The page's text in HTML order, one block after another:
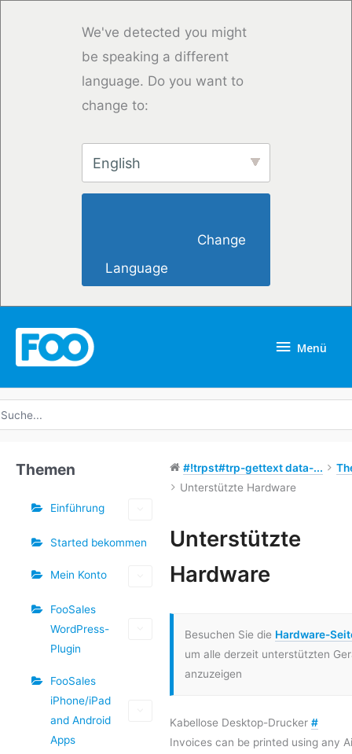
We've detected you might
be speaking a different
language. Do you want to
change to:
English
Language
Menü
Themen
Einführung
Started bekommen
Mein Konto
FooSales
WordPress-
Plugin
FooSales
iPhone/iPad
and Android
Apps
#!trpst#trp-gettext data-...
Unterstützte Hardware
Unterstützte
Hardware
Besuchen Sie die Hardware-
um alle derzeit unterstützten
anzuzeigen
Kabellose Desktop-Drucker #
Invoices can be printed using any
Schlagwörter
Navigation